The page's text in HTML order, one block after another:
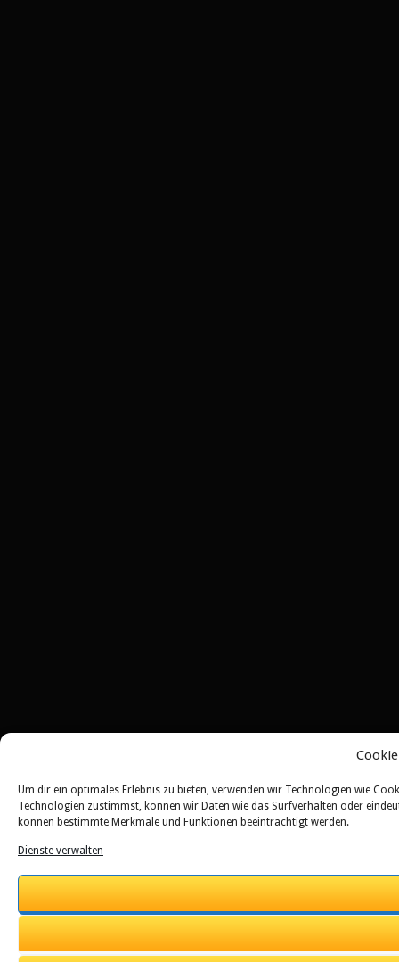
Um dir ein optimales Erlebnis zu bieten, verwenden wir Technologien wie
Technologien zustimmst, können wir Daten wie das Surfverhalten oder
können bestimmte Merkmale und Funktionen beeinträchtigt werden.
Dienste verwalten